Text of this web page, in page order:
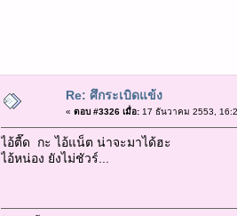
Re: ศึกระเบิดแข้ง
« ตอบ #3326 เมื่อ:17 ธันวาคม 2553,
ไอ้ตื๊ด กะ ไอ้แน็ต น่าจะมาได้ฮะ
ไอ้หน่อง ยังไม่ชัวร์...